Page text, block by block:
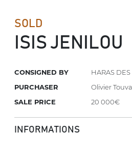
SOLD
ISIS JENILOU
CONSIGNED BY
HARAS DES
PURCHASER
Olivier
SALE PRICE
20 000€
INFORMATIONS